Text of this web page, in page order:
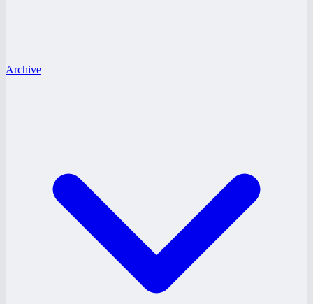
Archive